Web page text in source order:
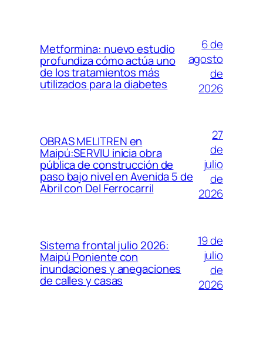
Metformina: nuevo estudio
profundiza cómo actúa uno
de los tratamientos más
utilizados para la diabetes
6 de
agosto
de
2026
OBRAS MELITREN en
Maipú:SERVIU inicia obra
pública de construcción de
paso bajo nivel en Avenida 5 de
Abril con Del Ferrocarril
27
de
julio
de
2026
Sistema frontal julio 2026:
Maipú Poniente con
inundaciones y anegaciones
de calles y casas
19 de
julio
de
2026